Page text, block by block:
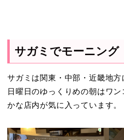
サガミでモーニング
サガミは関東・中部・近畿地方
日曜日のゆっくりめの朝はワ
かな店内が気に入っています。